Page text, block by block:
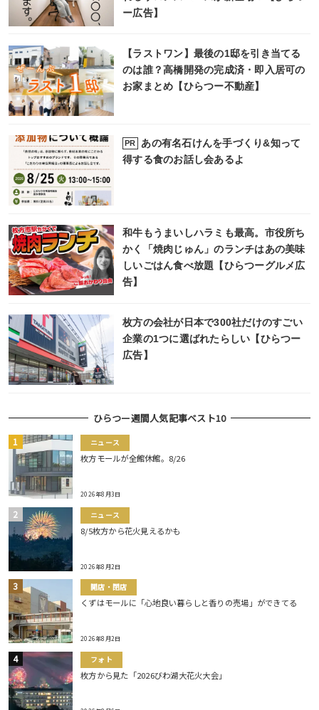
ー広告】
【ラストワン】最後の1邸を引き当てる
のは誰？高橋開発の完成済・即入居可の
お家まとめ【ひらつー不動産】
PR
あの有名石けんを手づくり&知って
得する食のお話し会あるよ
和牛もうまいしハラミも最高。市役所ち
かく「焼肉じゅん」のランチはあの美味
しいごはん食べ放題【ひらつーグルメ広
告】
枚方の会社が日本で300社だけのすごい
企業の1つに選ばれたらしい【ひらつー
広告】
ひらつー週間人気記事ベスト10
ニュース
枚方モールが全館休館。8/26
2026年8月3日
ニュース
8/5枚方から花火見えるかも
2026年8月2日
開店・閉店
くずはモールに「心地良い暮らしと香りの売場」ができてる
2026年8月2日
フォト
枚方から見た「2026びわ湖大花火大会」